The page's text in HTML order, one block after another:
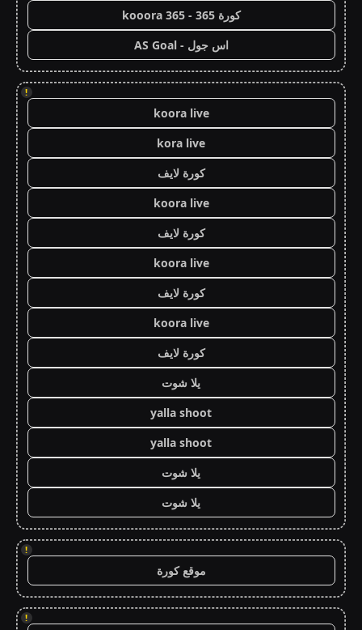
كورة 365 - kooora 365
اس جول - AS Goal
!
koora live
kora live
كورة لايف
koora live
كورة لايف
koora live
كورة لايف
koora live
كورة لايف
يلا شوت
yalla shoot
yalla shoot
يلا شوت
يلا شوت
!
موقع كورة
!